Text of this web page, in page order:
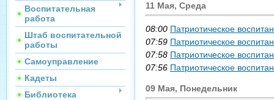
Воспитательная
работа
Штаб воспитательной
работы
Самоуправление
Кадеты
Библиотека
11 Мая, Среда
08:00 Патриотическое
07:59 Патриотическое
07:58 Патриотическое
07:56 Патриотическое
09 Мая, Понедельник